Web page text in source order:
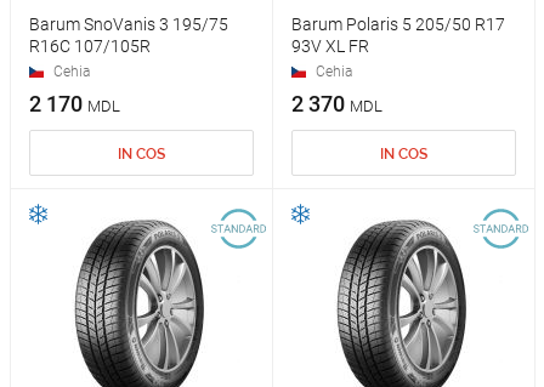
Barum SnoVanis 3 195/75
R16C 107/105R
Cehia
2 170 MDL
IN COS
Barum Polaris 5 205/50 R17
93V XL FR
Cehia
2 370 MDL
IN COS